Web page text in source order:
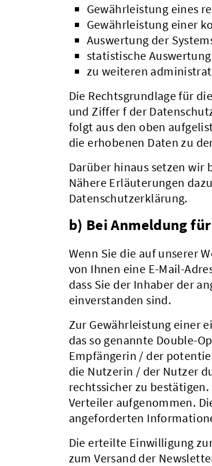
Gewährleistung eines
Gewährleistung einer
Auswertung der
statistische
zu weiteren
Die Rechtsgrundlage für
und Ziffer f der
folgt aus den oben
die erhobenen Daten zu
Darüber hinaus setzen wir
Nähere Erläuterungen
Datenschutzerklärung.
b) Bei Anmeldung
Wenn Sie die auf unserer
von Ihnen eine E-Mail-
dass Sie der Inhaber der
einverstanden sind.
Zur Gewährleistung einer
das so genannte Double-
Empfängerin / der
die Nutzerin / der Nutzer
rechtssicher zu
Verteiler aufgenommen.
angeforderten
Die erteilte Einwilligung
zum Versand der